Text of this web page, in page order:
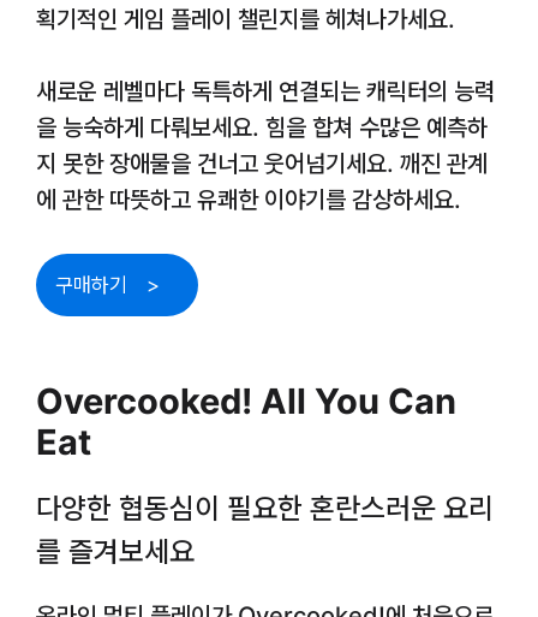
획기적인 게임 플레이 챌린지를 헤쳐나가세요.
새로운 레벨마다 독특하게 연결되는 캐릭터의 능력
을 능숙하게 다뤄보세요. 힘을 합쳐 수많은 예측하
지 못한 장애물을 건너고 웃어넘기세요. 깨진 관계
에 관한 따뜻하고 유쾌한 이야기를 감상하세요.
구매하기
Overcooked! All You Can
Eat
다양한 협동심이 필요한 혼란스러운 요리
를 즐겨보세요